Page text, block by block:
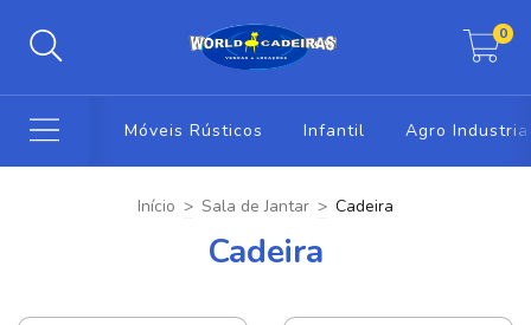
0
Móveis Rústicos Infantil Agro
Início > Sala de Jantar > Cadeira
Cadeira